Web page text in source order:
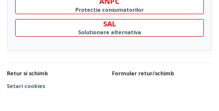
Protectia consumatorilor
SAL
Solutionare alternativa
Retur si schimb
Formular retur/schimb
Setari cookies